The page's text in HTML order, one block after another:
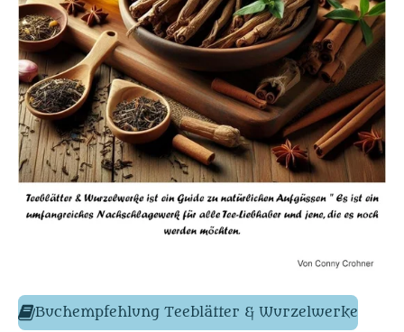
Buchempfehlung Teeblätter & Wurzelwerke